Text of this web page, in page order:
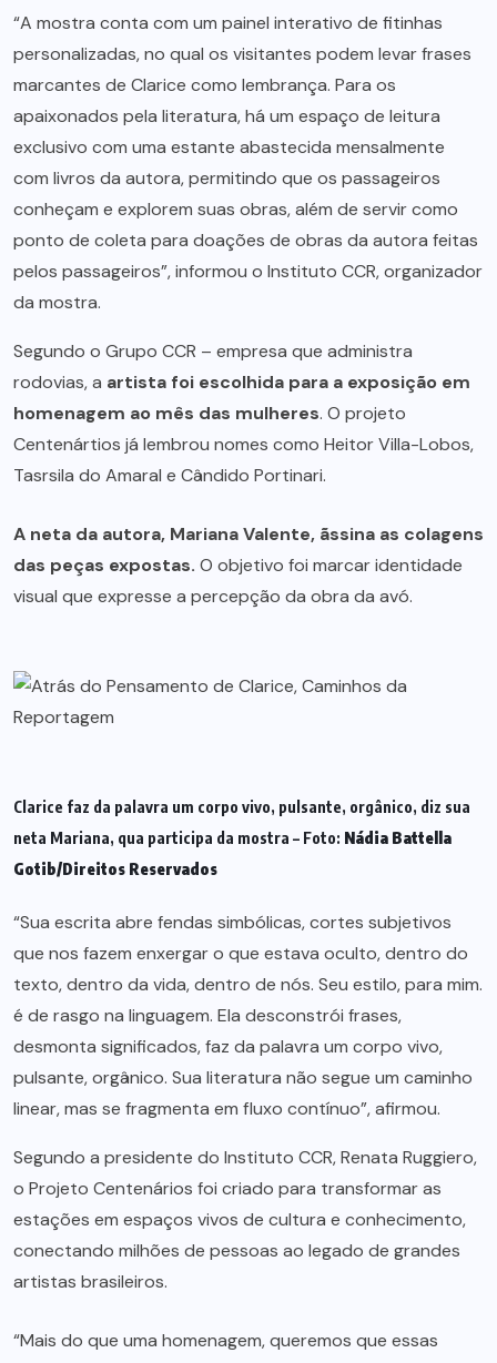
“A mostra conta com um painel interativo de fitinhas
personalizadas, no qual os visitantes podem levar frases
marcantes de Clarice como lembrança. Para os
apaixonados pela literatura, há um espaço de leitura
exclusivo com uma estante abastecida mensalmente
com livros da autora, permitindo que os passageiros
conheçam e explorem suas obras, além de servir como
ponto de coleta para doações de obras da autora feitas
pelos passageiros”, informou o Instituto CCR, organizador
da mostra.
Segundo o Grupo CCR – empresa que administra
rodovias, a artista foi escolhida para a exposição em
homenagem ao mês das mulheres. O projeto
Centenártios já lembrou nomes como Heitor Villa-Lobos,
Tasrsila do Amaral e Cândido Portinari.
A neta da autora, Mariana Valente, ãssina as colagens
das peças expostas. O objetivo foi marcar identidade
visual que expresse a percepção da obra da avó.
Clarice faz da palavra um corpo vivo, pulsante, orgânico, diz sua
neta Mariana, qua participa da mostra – Foto: Nádia Battella
Gotib/Direitos Reservados
“Sua escrita abre fendas simbólicas, cortes subjetivos
que nos fazem enxergar o que estava oculto, dentro do
texto, dentro da vida, dentro de nós. Seu estilo, para mim.
é de rasgo na linguagem. Ela desconstrói frases,
desmonta significados, faz da palavra um corpo vivo,
pulsante, orgânico. Sua literatura não segue um caminho
linear, mas se fragmenta em fluxo contínuo”, afirmou.
Segundo a presidente do Instituto CCR, Renata Ruggiero,
o Projeto Centenários foi criado para transformar as
estações em espaços vivos de cultura e conhecimento,
conectando milhões de pessoas ao legado de grandes
artistas brasileiros.
“Mais do que uma homenagem, queremos que essas